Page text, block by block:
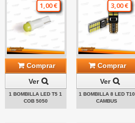
1,00 €
Comprar
Ver
1 BOMBILLA LED T5 1
COB 5050
3,00 €
Comprar
Ver
1 BOMBILLA 8 LED T10
CAMBUS